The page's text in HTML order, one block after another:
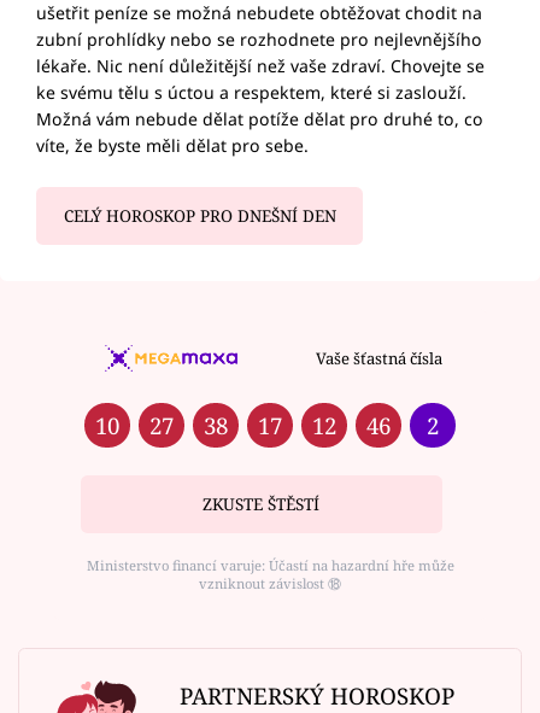
ušetřit peníze se možná nebudete obtěžovat chodit na
zubní prohlídky nebo se rozhodnete pro nejlevnějšího
lékaře. Nic není důležitější než vaše zdraví. Chovejte se
ke svému tělu s úctou a respektem, které si zaslouží.
Možná vám nebude dělat potíže dělat pro druhé to, co
víte, že byste měli dělat pro sebe.
CELÝ HOROSKOP PRO DNEŠNÍ DEN
Vaše šťastná čísla
10 27 38 17 12 46 2
ZKUSTE ŠTĚSTÍ
Ministerstvo financí varuje: Účastí na hazardní hře může
vzniknout závislost ⑱
PARTNERSKÝ HOROSKOP